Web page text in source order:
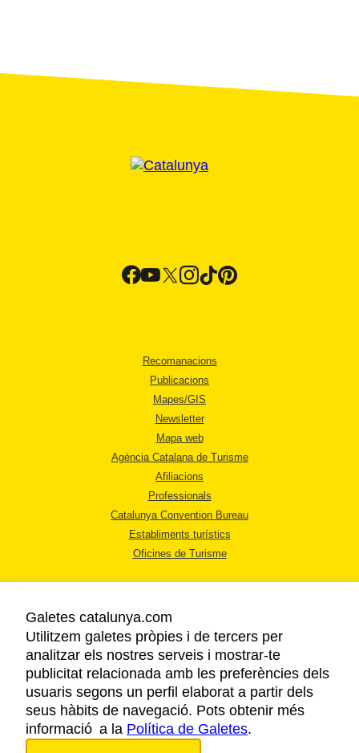
Recomanacions
Publicacions
Mapes/GIS
Newsletter
Mapa web
Agència Catalana de Turisme
Afiliacions
Professionals
Catalunya Convention Bureau
Establiments turístics
Oficines de Turisme
AVÍS LEGAL
POLÍTICA DE PRIVACITAT
COOKIES
ACCESSIBILITAT
Galetes catalunya.com
Utilitzem galetes pròpies i de tercers per
analitzar els nostres serveis i mostrar-te
publicitat relacionada amb les preferències dels
usuaris segons un perfil elaborat a partir dels
seus hàbits de navegació. Pots obtenir més
informació a la Política de Galetes.